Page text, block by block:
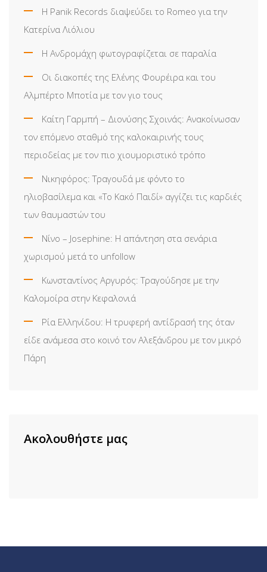
Η Panik Records διαψεύδει το Romeo για την
Κατερίνα Λιόλιου
Η Ανδρομάχη φωτογραφίζεται σε παραλία
Οι διακοπές της Ελένης Φουρέιρα και του
Αλμπέρτο Μποτία με τον γιο τους
Καίτη Γαρμπή – Διονύσης Σχοινάς: Ανακοίνωσαν
τον επόμενο σταθμό της καλοκαιρινής τους
περιοδείας με τον πιο χιουμοριστικό τρόπο
Νικηφόρος: Τραγουδά με φόντο το
ηλιοβασίλεμα και «Το Κακό Παιδί» αγγίζει τις καρδιές
των θαυμαστών του
Νίνο – Josephine: Η απάντηση στα σενάρια
χωρισμού μετά το unfollow
Κωνσταντίνος Αργυρός: Τραγούδησε με την
Καλομοίρα στην Κεφαλονιά
Ρία Ελληνίδου: H τρυφερή αντίδρασή της όταν
είδε ανάμεσα στο κοινό τον Αλεξάνδρου με τον μικρό
Πάρη
Ακολουθήστε μας